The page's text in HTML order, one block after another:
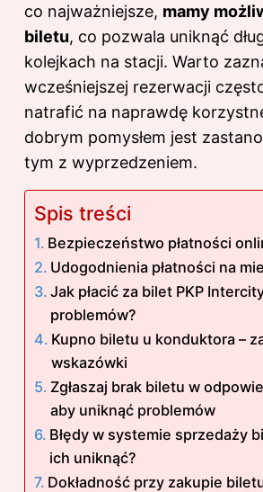
co najważniejsze, mamy
biletu, co pozwala uniknąć
kolejkach na stacji. Warto
wcześniejszej rezerwacji
natrafić na naprawdę
dobrym pomysłem jest
tym z wyprzedzeniem.
Spis treści
Bezpieczeństwo płatności
Udogodnienia płatności na
Jak płacić za bilet PKP
problemów?
Kupno biletu u konduktora –
wskazówki
Zgłaszaj brak biletu w
aby uniknąć problemów
Błędy w systemie sprzedaży
ich uniknąć?
Dokładność przy zakupie